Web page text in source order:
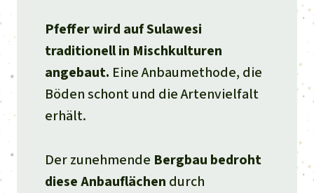
Pfeffer wird auf Sulawesi
traditionell in Mischkulturen
angebaut. Eine Anbaumethode, die
Böden schont und die Artenvielfalt
erhält.
Der zunehmende Bergbau bedroht
diese Anbauflächen durch